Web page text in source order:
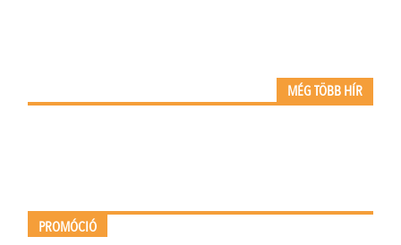
MÉG TÖBB HÍR
PROMÓCIÓ